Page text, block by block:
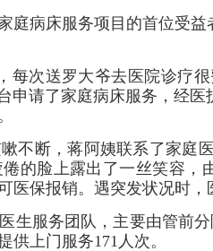
病床服务项目的首位受益
次送罗大爷去医院诊疗很
申请了家庭病床服务，经
断，蒋阿姨联系了家庭
的脸上露出了一丝笑容
医保报销。遇突发状况时
服务团队，主要由管前分
上门服务171人次。